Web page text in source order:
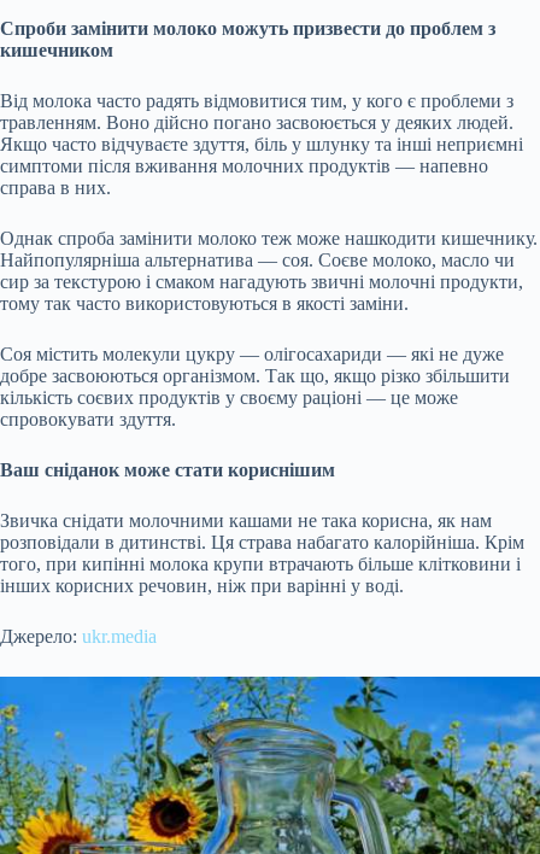
Спроби замінити молоко можуть призвести до проблем з
кишечником
Від молока часто радять відмовитися тим, у кого є проблеми з
травленням. Воно дійсно погано засвоюється у деяких людей.
Якщо часто відчуваєте здуття, біль у шлунку та інші неприємні
симптоми після вживання молочних продуктів — напевно
справа в них.
Однак спроба замінити молоко теж може нашкодити кишечнику.
Найпопулярніша альтернатива — соя. Соєве молоко, масло чи
сир за текстурою і смаком нагадують звичні молочні продукти,
тому так часто використовуються в якості заміни.
Соя містить молекули цукру — олігосахариди — які не дуже
добре засвоюються організмом. Так що, якщо різко збільшити
кількість соєвих продуктів у своєму раціоні — це може
спровокувати здуття.
Ваш сніданок може стати кориснішим
Звичка снідати молочними кашами не така корисна, як нам
розповідали в дитинстві. Ця страва набагато калорійніша. Крім
того, при кипінні молока крупи втрачають більше клітковини і
інших корисних речовин, ніж при варінні у воді.
Джерело: ukr.media